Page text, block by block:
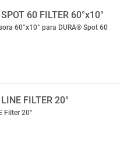
60 FILTER 60°x10°
60°x10° para DURA® Spot 60
FILTER 20°
Filter 20°